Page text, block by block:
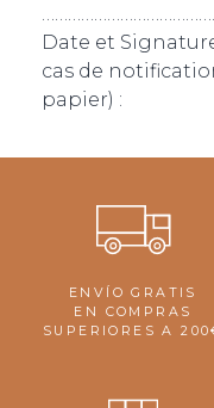
Date et
cas de
papier) :
ENVÍO GRATIS
EN COMPRAS
SUPERIORES A